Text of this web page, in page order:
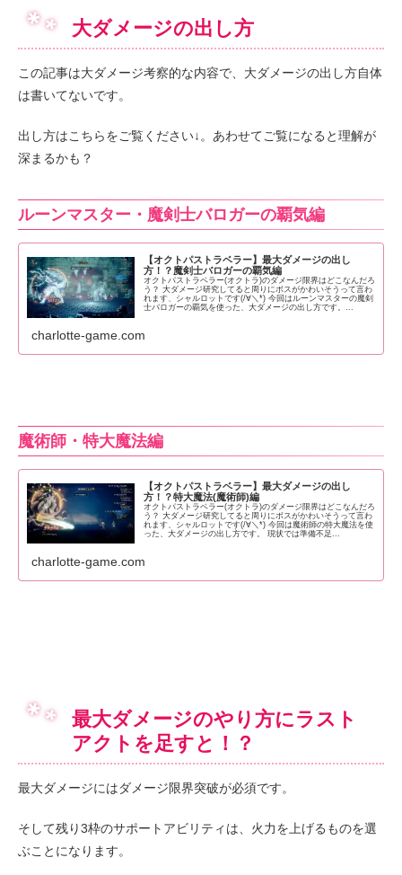
大ダメージの出し方
この記事は大ダメージ考察的な内容で、大ダメージの出し方自体
は書いてないです。
出し方はこちらをご覧ください↓。あわせてご覧になると理解が
深まるかも？
ルーンマスター・魔剣士バロガーの覇気編
【オクトパストラベラー】最大ダメージの出し
方！？魔剣士バロガーの覇気編
オクトパストラベラー(オクトラ)のダメージ限界はどこなんだろ
う？ 大ダメージ研究してると周りにボスがかわいそうって言わ
れます、シャルロットです(/∀＼*) 今回はルーンマスターの魔剣
士バロガーの覇気を使った、大ダメージの出し方です。...
charlotte-game.com
魔術師・特大魔法編
【オクトパストラベラー】最大ダメージの出し
方！？特大魔法(魔術師)編
オクトパストラベラー(オクトラ)のダメージ限界はどこなんだろ
う？ 大ダメージ研究してると周りにボスがかわいそうって言わ
れます、シャルロットです(/∀＼*) 今回は魔術師の特大魔法を使
った、大ダメージの出し方です。 現状では準備不足...
charlotte-game.com
最大ダメージのやり方にラスト
アクトを足すと！？
最大ダメージにはダメージ限界突破が必須です。
そして残り3枠のサポートアビリティは、火力を上げるものを選
ぶことになります。